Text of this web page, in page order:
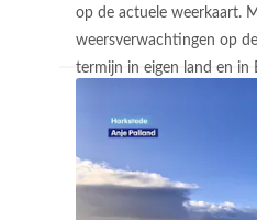
op de actuele weerkaart.
weersverwachtingen op
termijn in eigen land en in